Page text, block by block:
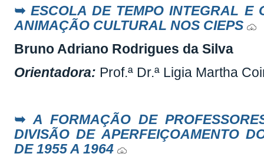
➥ ESCOLA DE TEMPO INTEGRAL E
ANIMAÇÃO CULTURAL NOS CIEPS
Bruno Adriano Rodrigues da Silva
Orientadora: Prof.ª Dr.ª Ligia Martha
➥ A FORMAÇÃO DE
DIVISÃO DE APERFEIÇOAMENTO
DE 1955 A 1964